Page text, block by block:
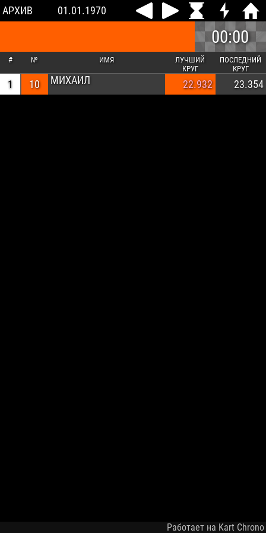
АРХИВ 01.01.1970
00:00
# № ИМЯ
ЛУЧШИЙ
КРУГ
ПОСЛЕДНИЙ
КРУГ
1 10 МИХАИЛ 22.932 23.354
Работает на Kart Chrono